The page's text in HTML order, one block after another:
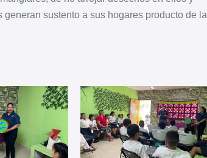
sustento a sus hogares producto de la